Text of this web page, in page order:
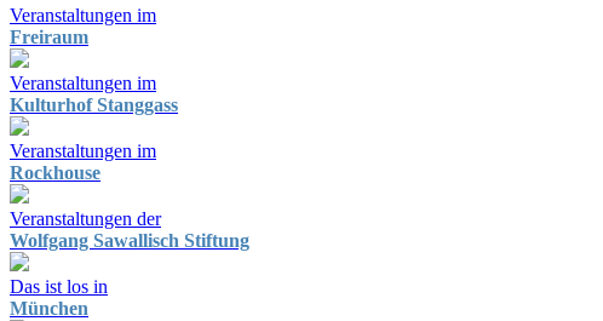
Veranstaltungen im
Freiraum
Veranstaltungen im
Kulturhof Stanggass
Veranstaltungen im
Rockhouse
Veranstaltungen der
Wolfgang Sawallisch Stiftung
Das ist los in
München